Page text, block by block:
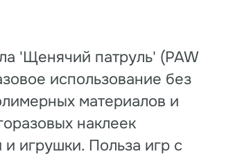
'Щенячий патруль' (PAW
использование без
материалов и
наклеек
игрушки. Польза игр с